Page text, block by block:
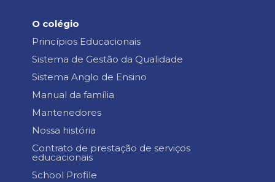
O colégio
Princípios Educacionais
Sistema de Gestão da Qualidade
Sistema Anglo de Ensino
Manual da família
Mantenedores
Nossa história
Contrato de prestação de serviços
educacionais
School Profile